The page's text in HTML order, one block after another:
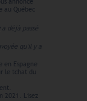
au Québec
a déjà passé
qu'il y a
en Espagne
le tchat du
2021. Lisez